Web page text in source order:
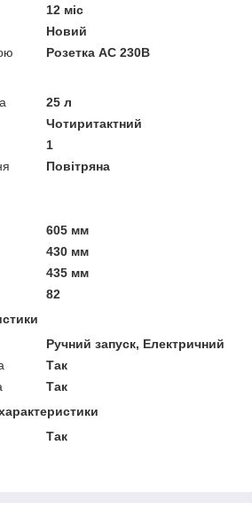
12 міс
Новий
Розетка AC 230В
25 л
Чотиритактний
1
Повітряна
605 мм
430 мм
435 мм
82
Ручний запуск, Електричний
Так
Так
Так